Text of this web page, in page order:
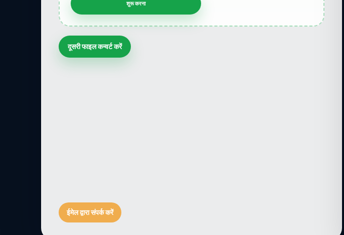
दूसरी फाइल कन्वर्ट करें
ईमेल द्वारा संपर्क करें